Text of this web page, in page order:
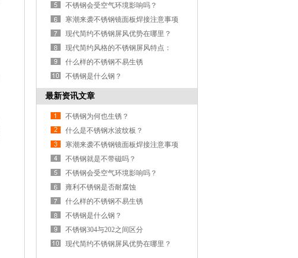
不锈钢会受空气环境影响吗？
寒潮来袭不锈钢镜面板焊接注意事项
现代简约不锈钢屏风优势在哪里？
现代简约风格的不锈钢屏风特点：
什么样的不锈钢不易生锈
不锈钢是什么钢？
最新资讯文章
不锈钢为何也生锈？
什么是不锈钢水波纹板？
寒潮来袭不锈钢镜面板焊接注意事项
不锈钢就是不带磁吗？
不锈钢会受空气环境影响吗？
雍利不锈钢是否耐腐蚀
什么样的不锈钢不易生锈
不锈钢是什么钢？
不锈钢304与202之间区分
现代简约不锈钢屏风优势在哪里？